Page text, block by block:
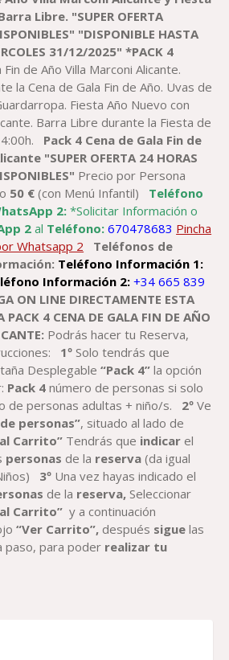
Libre. "SUPER OFERTA
"DISPONIBLE HASTA
31/12/2025" *PACK 4
de Año Villa Marconi Alicante.
la Cena de Gala Fin de Año. Uvas de
Fiesta Año Nuevo con
Barra Libre durante la Fiesta de
Pack 4 Cena de Gala Fin de
"SUPER OFERTA 24 HORAS
Precio por Persona
50 € (con Menú Infantil) Teléfono
2: *Solicitar Información o
2al Teléfono:670478683 Pincha
Whatsapp 2
Teléfonos de
Teléfono Información 1:
Información 2: +34 665 839
ON LINE DIRECTAMENTE ESTA
PACK 4 CENA DE GALA FIN DE AÑO
Podrás hacer tu Reserva,
1ºSolo tendrás que
Desplegable“Pack 4”la opción
Pack 4 número de personas si solo
de personas adultas + niño/s.
2º Ve
personas”, situado al lado de
Carrito” Tendrás que indicar el
personas de la reserva (da igual
3º Una vez hayas indicado el
de la reserva, Seleccionar
Carrito” y a continuación
“Ver Carrito”, después sigue las
paso, para poder realizar tu